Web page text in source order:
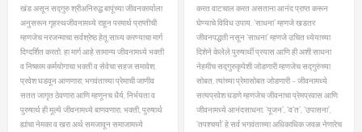
(Marathi)
खंड असून सद्गुरु श्रीअनिरुद्ध बापूंच्या जीवनकार्याला
अनुसरून गृहस्थजीवनामध्ये राहून परमार्थ प्राप्तीची
म्हणजेच नरजन्माचा सर्वश्रेष्ठ हेतू साध्य करण्याचा मार्ग
दिग्दर्शित करतो. हा मार्ग आहे सामान्य जीवनामध्येभक्ती
व निष्काम कर्मयोगाचा भक्ती व सेवेचा सहज समावेश,
प्रवेश घडवून आणणारा; भगवंताच्या प्रेमाची जाणीव
सतत जागृत ठेवणारा आणि म्हणूनच धैर्य, निर्भयता व
पुरुषार्थ ही मूल्ये जीवनामध्ये बाणवणारा. भक्ती, पुरुषार्थ
ह्यांचा नेमका व खरा अर्थ समजावून समाजामध्ये
(Marathi)
करत वाटचाल करत असताना आनंद प्राप्त करून
घेण्याचे विविध उपाय. ‘साधना’ म्हणजे खडतर
जीवनपद्धती नसून ‘साधना’ म्हणजे उचित ध्येयाच्या
दिशेने केलेले पुरुषार्थी प्रयास आणि ही अशी साधना
नेहमीच सद्गुरुकृपेशी जोडणारी म्हणजेच सद्गुरुंच्या
सोबत, त्यांच्या प्रेमासोबत जोडणारी – जीवनामध्ये
सत्यप्रवेश घडणे म्हणजेच जीवनाचा प्रेमप्रवास आणि
जीवनामध्ये आनंदसाधना. ‘पूजन’, ‘व‘त’, ‘उपासना’,
‘तपश्‍चर्या’ हे सर्व भगवंताच्या अधिकाधिक जवळ नेणारेच